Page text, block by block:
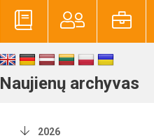
Naujienų archyvas
2026